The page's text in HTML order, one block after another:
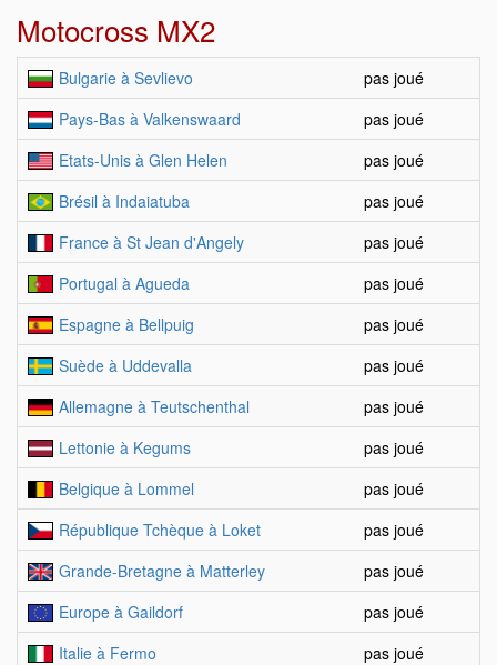
Motocross MX2
Bulgarie à Sevlievo
pas joué
Pays-Bas à Valkenswaard
pas joué
Etats-Unis à Glen Helen
pas joué
Brésil à Indaiatuba
pas joué
France à St Jean d'Angely
pas joué
Portugal à Agueda
pas joué
Espagne à Bellpuig
pas joué
Suède à Uddevalla
pas joué
Allemagne à Teutschenthal
pas joué
Lettonie à Kegums
pas joué
Belgique à Lommel
pas joué
République Tchèque à Loket
pas joué
Grande-Bretagne à Matterley
pas joué
Europe à Gaildorf
pas joué
Italie à Fermo
pas joué